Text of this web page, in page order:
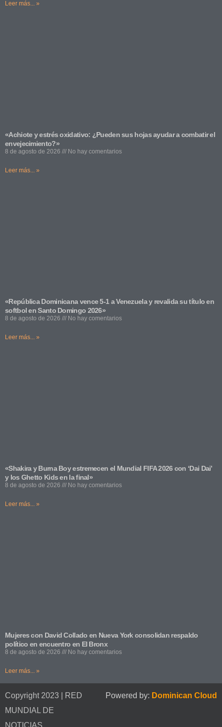
Leer más... »
«Achiote y estrés oxidativo: ¿Pueden sus hojas ayudar a combatir el
envejecimiento?»
8 de agosto de 2026 No hay comentarios
Leer más... »
«República Dominicana vence 5-1 a Venezuela y revalida su título en
softbol en Santo Domingo 2026»
8 de agosto de 2026 No hay comentarios
Leer más... »
«Shakira y Burna Boy estremecen el Mundial FIFA 2026 con ‘Dai Dai’
y los Ghetto Kids en la final»
8 de agosto de 2026 No hay comentarios
Leer más... »
Mujeres con David Collado en Nueva York consolidan respaldo
político en encuentro en El Bronx
8 de agosto de 2026 No hay comentarios
Leer más... »
Copyright 2023 | RED
MUNDIAL DE
Powered by: Dominican Cloud